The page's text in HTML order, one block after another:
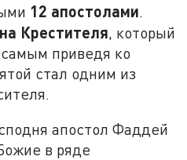
12 апостолами.
Крестителя, который
приведя ко
стал одним из
апостол Фаддей
в ряде